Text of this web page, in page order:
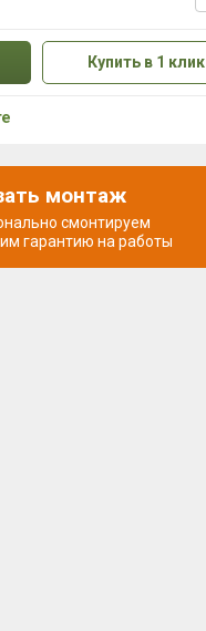
Купить в 1 клик
монтаж
смонтируем
гарантию на работы